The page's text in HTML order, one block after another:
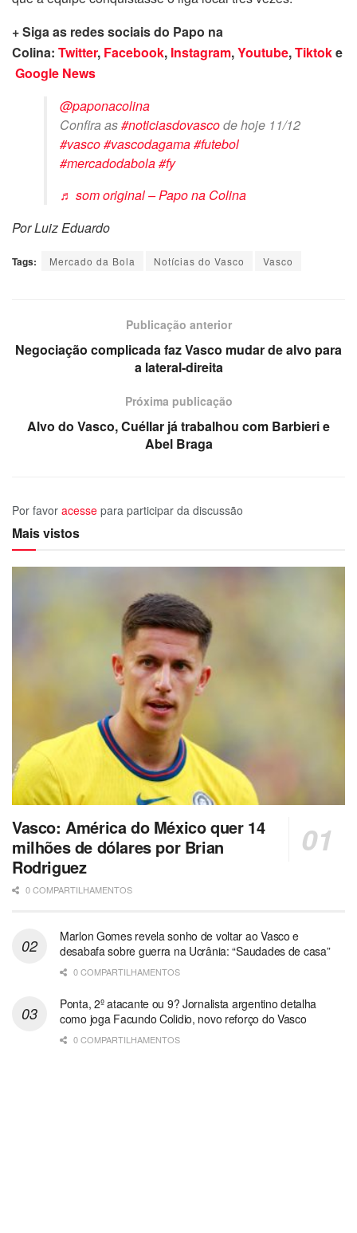
+ Siga as redes sociais do Papo na
Colina: Twitter, Facebook, Instagram,Youtube,Tiktoke
Google News
@paponacolina
Confira as#noticiasdovascode hoje 11/12
#vasco#vascodagama#futebol
#mercadodabola#fy
♬ som original – Papo na Colina
Por Luiz Eduardo
Tags: Mercado da Bola Notícias do Vasco Vasco
Publicação anterior
Negociação complicada faz Vasco mudar de alvo para
a lateral-direita
Próxima publicação
Alvo do Vasco, Cuéllar já trabalhou com Barbieri e
Abel Braga
Por favor acesse para participar da discussão
Mais vistos
Vasco: América do México quer 14
milhões de dólares por Brian
Rodriguez
0 COMPARTILHAMENTOS
Marlon Gomes revela sonho de voltar ao Vasco e
desabafa sobre guerra na Ucrânia: “Saudades de casa”
0 COMPARTILHAMENTOS
Ponta, 2º atacante ou 9? Jornalista argentino detalha
como joga Facundo Colidio, novo reforço do Vasco
0 COMPARTILHAMENTOS